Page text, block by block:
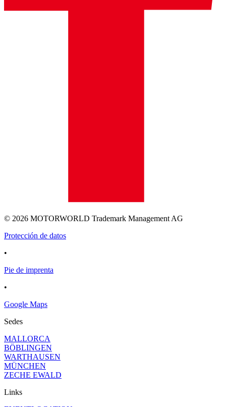
© 2026 MOTORWORLD Trademark Management AG
Protección de datos
•
Pie de imprenta
•
Google Maps
Sedes
MALLORCA
BÖBLINGEN
WARTHAUSEN
MÜNCHEN
ZECHE EWALD
Links